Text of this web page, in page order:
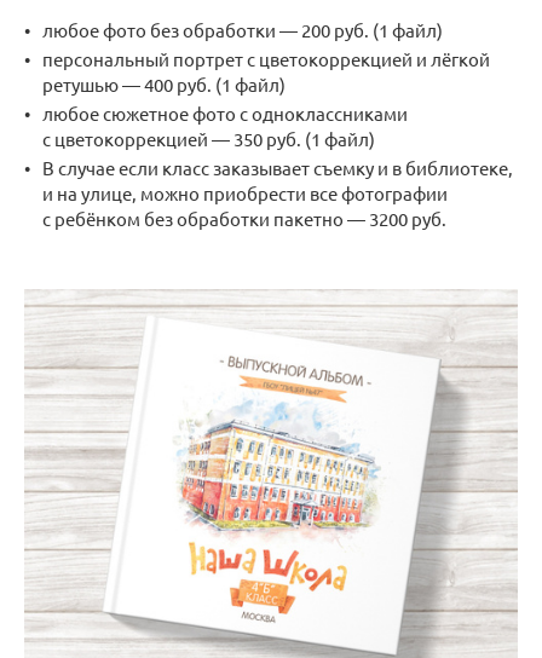
любое фото без обработки — 200 руб. (1 файл)
персональный портрет с цветокоррекцией и лёгкой
ретушью — 400 руб. (1 файл)
любое сюжетное фото с одноклассниками
с цветокоррекцией — 350 руб. (1 файл)
В случае если класс заказывает съемку и в библиотеке,
и на улице, можно приобрести все фотографии
с ребёнком без обработки пакетно — 3200 руб.